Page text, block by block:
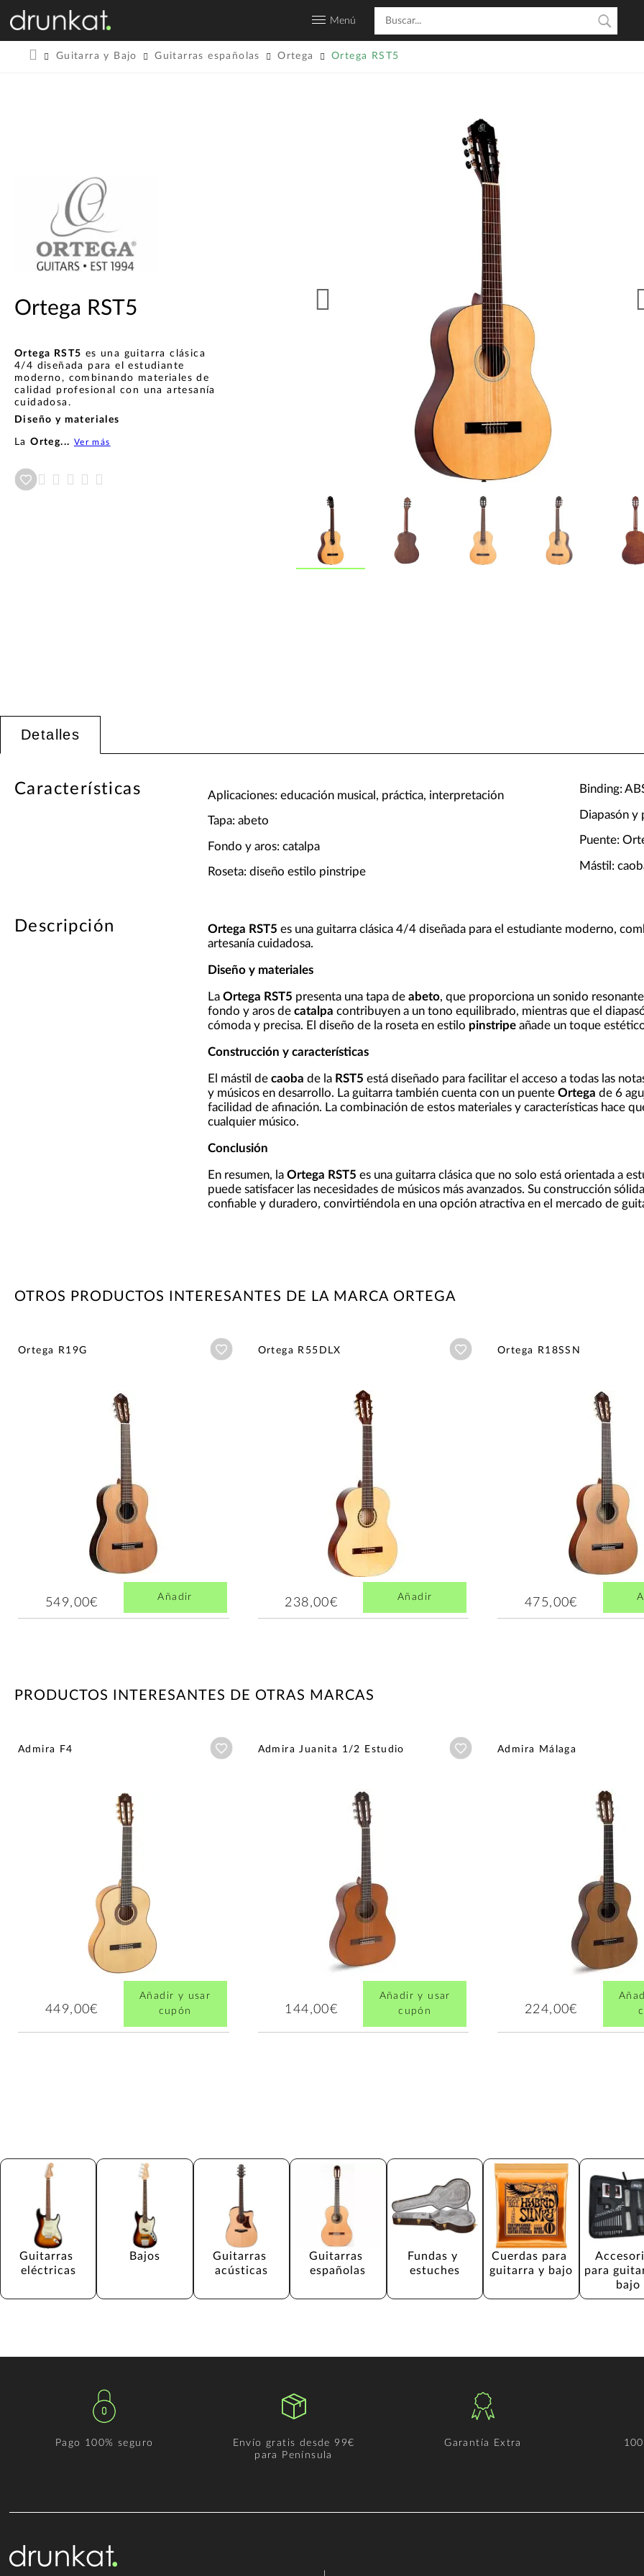
Menú
Guitarra y Bajo Guitarras españolas Ortega Ortega RST5
Ortega RST5
Ortega RST5 es una guitarra clásica
4/4 diseñada para el estudiante
moderno, combinando materiales de
calidad profesional con una artesanía
cuidadosa.
Diseño y materiales
LaOrteg... Ver más
Detalles
Características Aplicaciones: educación musical, práctica, interpretación
Tapa: abeto
Fondo y aros: catalpa
Roseta: diseño estilo pinstripe
Binding:
Diapasón y
Puente:
Mástil:
Descripción Ortega RST5 es una guitarra clásica 4/4 diseñada para el estudiante moderno,
artesanía cuidadosa.
Diseño y materiales
La Ortega RST5 presenta una tapa de abeto, que proporciona un sonido
fondo y aros de catalpa contribuyen a un tono equilibrado, mientras que el
cómoda y precisa. El diseño de la roseta en estilo pinstripeañade un toque
Construcción y características
El mástil de caoba de la RST5 está diseñado para facilitar el acceso a todas las
y músicos en desarrollo. La guitarra también cuenta con un puente Ortega de 6
facilidad de afinación. La combinación de estos materiales y características hace
cualquier músico.
Conclusión
En resumen, la Ortega RST5 es una guitarra clásica que no solo está orientada a
puede satisfacer las necesidades de músicos más avanzados. Su construcción
confiable y duradero, convirtiéndola en una opción atractiva en el mercado de
OTROS PRODUCTOS INTERESANTES DE LA MARCA ORTEGA
Ortega R19G Añadir a wishlist
549,00€ Añadir
Ortega R55DLX Añadir a wishlist
238,00€ Añadir
Ortega R18SSN
475,00€
PRODUCTOS INTERESANTES DE OTRAS MARCAS
Admira F4 Añadir a wishlist
449,00€
Añadir y usar
cupón
Admira Juanita 1/2 Estudio Añadir a wishlist
144,00€
Añadir y usar
cupón
Admira Málaga
224,00€
Guitarras
eléctricas
Bajos
Guitarras
acústicas
Guitarras
españolas
Fundas y
estuches
Cuerdas para
guitarra y bajo
para
bajo
Pago 100% seguro
Envío gratis desde 99€
para Península
Garantía Extra